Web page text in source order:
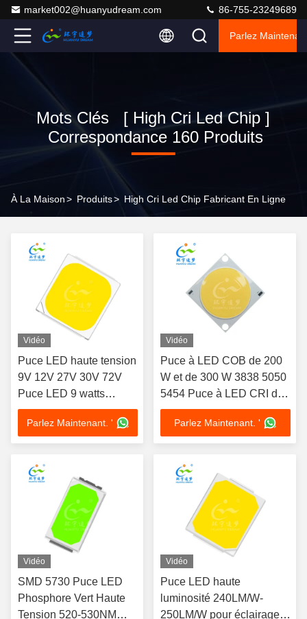
market002@huanyudream.com 86-755-23249689
Parlez
Mots Clés [ High Cri Led Chip ]
Correspondance 160 Produits
À La Maison> Produits> High Cri Led Chip Fabricant En Ligne
Vidéo
Puce LED haute tension
9V 12V 27V 30V 72V
Puce LED 9 watts
1200LM-1400LM
Parlez Maintenant. '
Vidéo
Puce à LED COB de 200
W et de 300 W 3838 5050
5454 Puce à LED CRI de
haute résolution 54 V 200
Parlez Maintenant. '
Vidéo
SMD 5730 Puce LED
Phosphore Vert Haute
Tension 520-530NM
Vidéo
Puce LED haute
luminosité 240LM/W-
250LM/W pour éclairage